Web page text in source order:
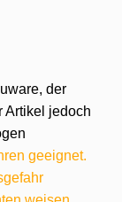
der
Artikel jedoch
geeignet.